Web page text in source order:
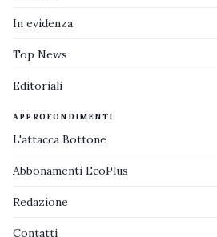
In evidenza
Top News
Editoriali
APPROFONDIMENTI
L'attacca Bottone
Abbonamenti EcoPlus
Redazione
Contatti